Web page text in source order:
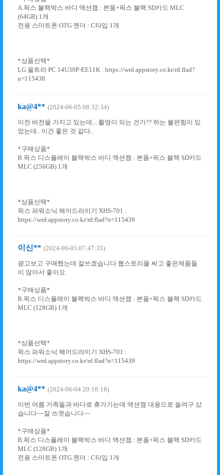
A.픽스 블랙박스 바디 액션캠 : 본품+픽스 블랙 SD카드 MLC
(64GB) 1개
전용 스마트폰 OTG 젠더 : C타입 1개
*상품선택*
LG 울트라 PC 14U30P-EE11K : https://wrd.appstory.co.kr/rd.flad?
n=115438
ka@4** (2024-06-05 08:32:34)
이전 버전을 가지고 있는데....촬영이 되는 건가?? 하는 불편함이 있
었는데.. 이건 좋은 것 같다..
*구매상품*
B.픽스 디스플레이 블랙박스 바디 액션캠 : 본품+픽스 블랙 SD카드
MLC (256GB) 1개
*상품선택*
픽스 파워소닉 헤어드라이기 XHS-701 :
https://wrd.appstory.co.kr/rd.flad?n=115439
이신** (2024-06-05 07:47:35)
광고보고 구매했는데 잘쓰겠습니다 웹스토리몰 싸고 좋은제품들
이 많아서 좋아요
*구매상품*
B.픽스 디스플레이 블랙박스 바디 액션캠 : 본품+픽스 블랙 SD카드
MLC (128GB) 1개
*상품선택*
픽스 파워소닉 헤어드라이기 XHS-701 :
https://wrd.appstory.co.kr/rd.flad?n=115439
ka@4** (2024-06-04 20:18:18)
이번 여름 가족들과 바다로 휴가가는데 액션캠 대용으로 쓸려구 샀
습니다~~잘 쓰겟습니다~~
*구매상품*
B.픽스 디스플레이 블랙박스 바디 액션캠 : 본품+픽스 블랙 SD카드
MLC (128GB) 1개
전용 스마트폰 OTG 젠더 : C타입 1개